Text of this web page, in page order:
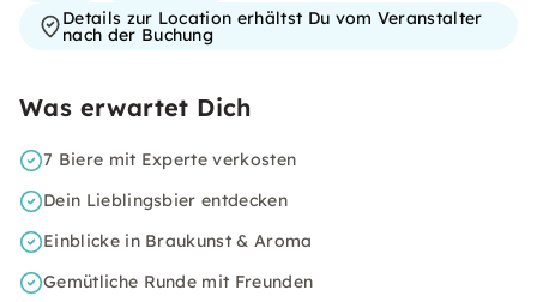
Details zur Location erhältst Du vom Veranstalter
nach der Buchung
Was erwartet Dich
7 Biere mit Experte verkosten
Dein Lieblingsbier entdecken
Einblicke in Braukunst & Aroma
Gemütliche Runde mit Freunden